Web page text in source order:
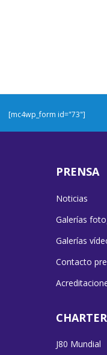
[mc4wp_form id="73"]
PRENSA
Noticias
Galerías
Galerías
Contacto
CHARTER
J80 Mundial